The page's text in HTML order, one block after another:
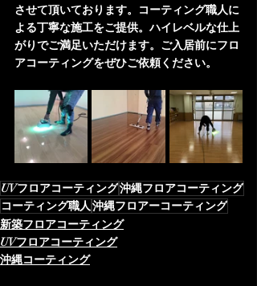
させて頂いております。コーティング職人に
よる丁寧な施工をご提供。ハイレベルな仕上
がりでご満足いただけます。ご入居前にフロ
アコーティングをぜひご依頼ください。
UVフロアコーティング沖縄フロアコーティング
コーティング職人沖縄フロアーコーティング
新築フロアコーティング
UVフロアコーティング
沖縄コーティング